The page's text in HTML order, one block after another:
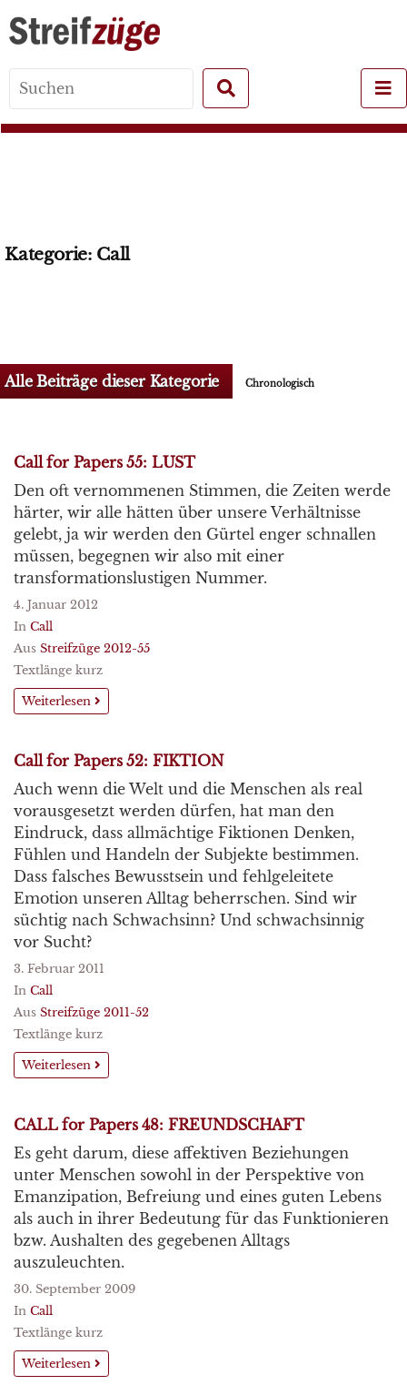
for:
Kategorie: Call
Alle Beiträge dieser Kategorie Chronologisch
Call for Papers 55: LUST
Den oft vernommenen Stimmen, die Zeiten werde
härter, wir alle hätten über unsere Verhältnisse
gelebt, ja wir werden den Gürtel enger schnallen
müssen, begegnen wir also mit einer
transformationslustigen Nummer.
4. Januar 2012
In Call
Aus Streifzüge 2012-55
Textlänge kurz
Weiterlesen
Call for Papers 52: FIKTION
Auch wenn die Welt und die Menschen als real
vorausgesetzt werden dürfen, hat man den
Eindruck, dass allmächtige Fiktionen Denken,
Fühlen und Handeln der Subjekte bestimmen.
Dass falsches Bewusstsein und fehlgeleitete
Emotion unseren Alltag beherrschen. Sind wir
süchtig nach Schwachsinn? Und schwachsinnig
vor Sucht?
3. Februar 2011
In Call
Aus Streifzüge 2011-52
Textlänge kurz
Weiterlesen
CALL for Papers 48: FREUNDSCHAFT
Es geht darum, diese affektiven Beziehungen
unter Menschen sowohl in der Perspektive von
Emanzipation, Befreiung und eines guten Lebens
als auch in ihrer Bedeutung für das Funktionieren
bzw. Aushalten des gegebenen Alltags
auszuleuchten.
30. September 2009
In Call
Textlänge kurz
Weiterlesen